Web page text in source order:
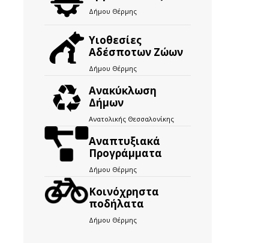
Δήμου Θέρμης
Υιοθεσίες
Αδέσποτων Ζώων
Δήμου Θέρμης
Ανακύκλωση
Δήμων
Ανατολικής Θεσσαλονίκης
Αναπτυξιακά
Προγράμματα
Δήμου Θέρμης
Kοινόχρηστα
ποδήλατα
Δήμου Θέρμης